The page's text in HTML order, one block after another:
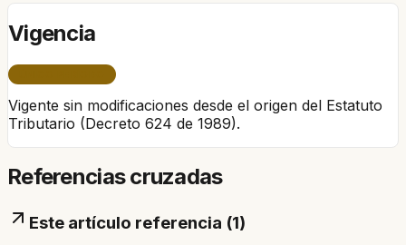
Vigencia
Vigente sin modificaciones desde el origen del Estatuto
Tributario (Decreto 624 de 1989).
Referencias cruzadas
Este artículo referencia (1)